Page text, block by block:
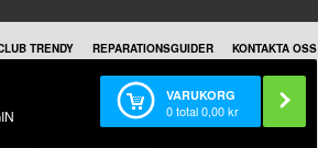
TRENDY REPARATIONSGUIDER KONTAKTA OSS
VARUKORG
0total0,00kr